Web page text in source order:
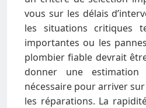
vous sur les délais
les situations critiques
importantes ou les
plombier fiable devrait
donner une
nécessaire pour arriver
les réparations. La